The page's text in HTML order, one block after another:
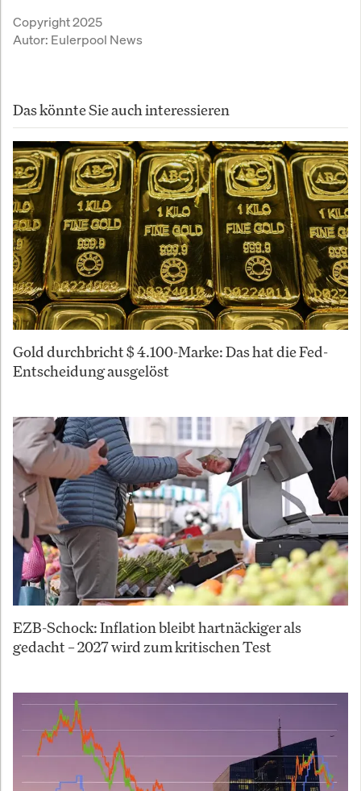
Copyright 2025
Autor: Eulerpool News
Das könnte Sie auch interessieren
Gold durchbricht $ 4.100-Marke: Das hat die Fed-
Entscheidung ausgelöst
EZB-Schock: Inflation bleibt hartnäckiger als
gedacht – 2027 wird zum kritischen Test